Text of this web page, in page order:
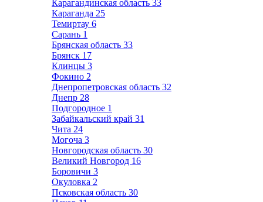
Карагандинская область 33
Караганда 25
Темиртау 6
Сарань 1
Брянская область 33
Брянск 17
Клинцы 3
Фокино 2
Днепропетровская область 32
Днепр 28
Подгородное 1
Забайкальский край 31
Чита 24
Могоча 3
Новгородская область 30
Великий Новгород 16
Боровичи 3
Окуловка 2
Псковская область 30